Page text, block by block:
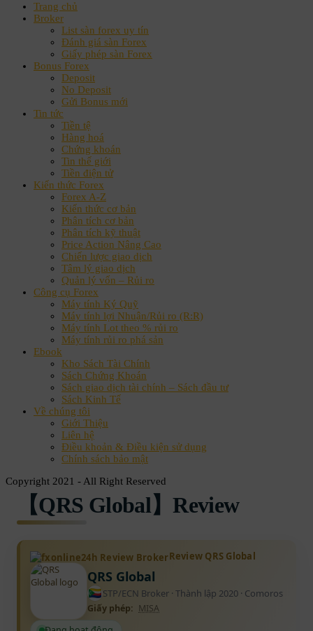
Trang chủ
Broker
List sàn forex uy tín
Đánh giá sàn Forex
Giấy phép sàn Forex
Bonus Forex
Deposit
No Deposit
Gửi Bonus mới
Tin tức
Tiền tệ
Hàng hoá
Chứng khoán
Tin thế giới
Tiền điện tử
Kiến thức Forex
Forex A-Z
Kiến thức cơ bản
Phân tích cơ bản
Phân tích kỹ thuật
Price Action Nâng Cao
Chiến lược giao dịch
Tâm lý giao dịch
Quản lý vốn – Rủi ro
Công cụ Forex
Máy tính Ký Quỹ
Máy tính lợi Nhuận/Rủi ro (R:R)
Máy tính Lot theo % rủi ro
Máy tính rủi ro phá sản
Ebook
Kho Sách Tài Chính
Sách Chứng Khoán
Sách giao dịch tài chính – Sách đầu tư
Sách Kinh Tế
Về chúng tôi
Giới Thiệu
Liên hệ
Điều khoản & Điều kiện sử dụng
Chính sách bảo mật
Copyright 2021 - All Right Reserved
【QRS Global】Review
Review QRS Global
QRS Global
STP/ECN Broker · Thành lập 2020 · Comoros
Giấy phép: MISA